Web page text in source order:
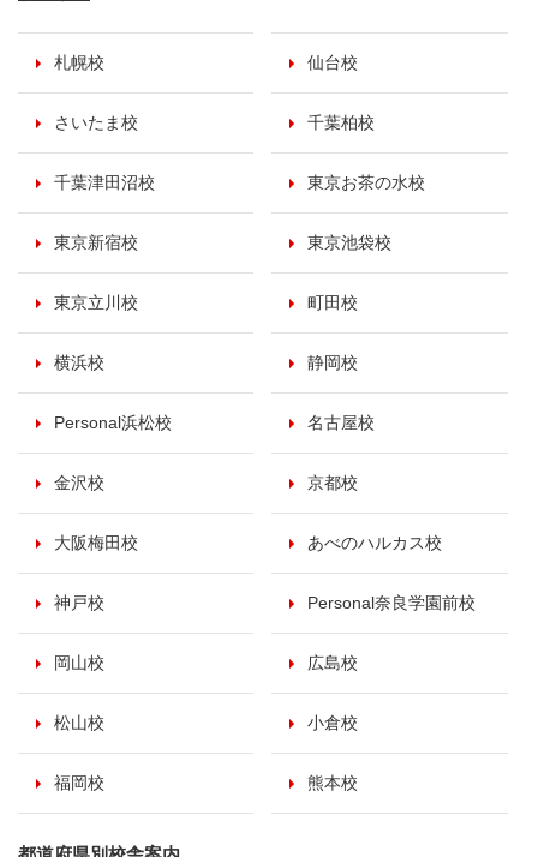
札幌校 仙台校
さいたま校 千葉柏校
千葉津田沼校 東京お茶の水校
東京新宿校 東京池袋校
東京立川校 町田校
横浜校 静岡校
Personal浜松校 名古屋校
金沢校 京都校
大阪梅田校 あべのハルカス校
神戸校 Personal奈良学園前校
岡山校 広島校
松山校 小倉校
福岡校 熊本校